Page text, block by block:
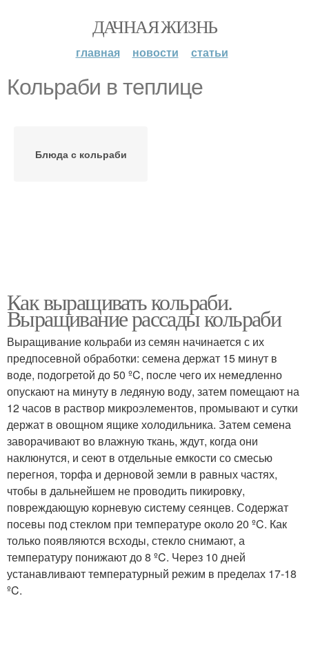
ДАЧНАЯ ЖИЗНЬ
главная новости статьи
Кольраби в теплице
Блюда с кольраби
Как выращивать кольраби.
Выращивание рассады кольраби
Выращивание кольраби из семян начинается с их
предпосевной обработки: семена держат 15 минут в
воде, подогретой до 50 ºC, после чего их немедленно
опускают на минуту в ледяную воду, затем помещают на
12 часов в раствор микроэлементов, промывают и сутки
держат в овощном ящике холодильника. Затем семена
заворачивают во влажную ткань, ждут, когда они
наклюнутся, и сеют в отдельные емкости со смесью
перегноя, торфа и дерновой земли в равных частях,
чтобы в дальнейшем не проводить пикировку,
повреждающую корневую систему сеянцев. Содержат
посевы под стеклом при температуре около 20 ºC. Как
только появляются всходы, стекло снимают, а
температуру понижают до 8 ºC. Через 10 дней
устанавливают температурный режим в пределах 17-18
ºC.